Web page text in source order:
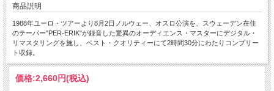
商品説明
1988年ユーロ・ツアーより8月2日ノルウェー、オスロ公演を、スウェーデン在住
のテーパー"PER-ERIK"が録音した驚異のオーディエンス・マスターにデジタル・
リマスタリングを施し、ベスト・クオリティーにて2時間30分にわたりコンプリー
ト収録。
価格:2,660円(税込)